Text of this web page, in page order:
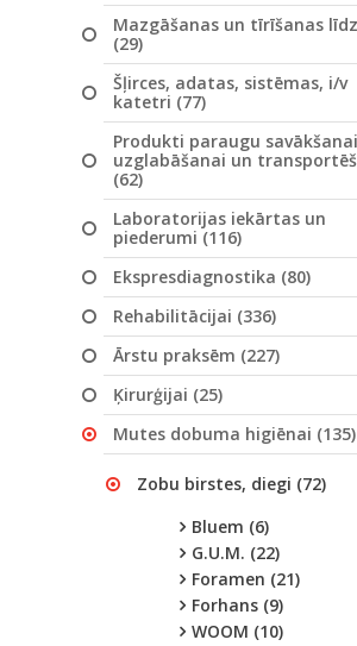
Mazgāšanas un tīrīšanas
(29)
Šļirces, adatas, sistēmas, i/v
katetri (77)
Produkti paraugu
uzglabāšanai un
(62)
Laboratorijas iekārtas un
piederumi (116)
Ekspresdiagnostika (80)
Rehabilitācijai (336)
Ārstu praksēm (227)
Ķirurģijai (25)
Mutes dobuma higiēnai (135)
Zobu birstes, diegi (72)
Bluem (6)
G.U.M. (22)
Foramen (21)
Forhans (9)
WOOM (10)